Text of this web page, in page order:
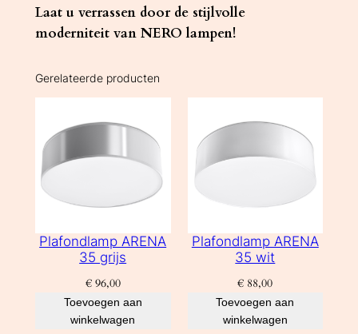
Laat u verrassen door de stijlvolle
moderniteit van NERO lampen!
Gerelateerde producten
Plafondlamp ARENA
35 grijs
€96,00
Toevoegen aan
winkelwagen
Plafondlamp ARENA
35 wit
€ 88,00
Toevoegen aan
winkelwagen